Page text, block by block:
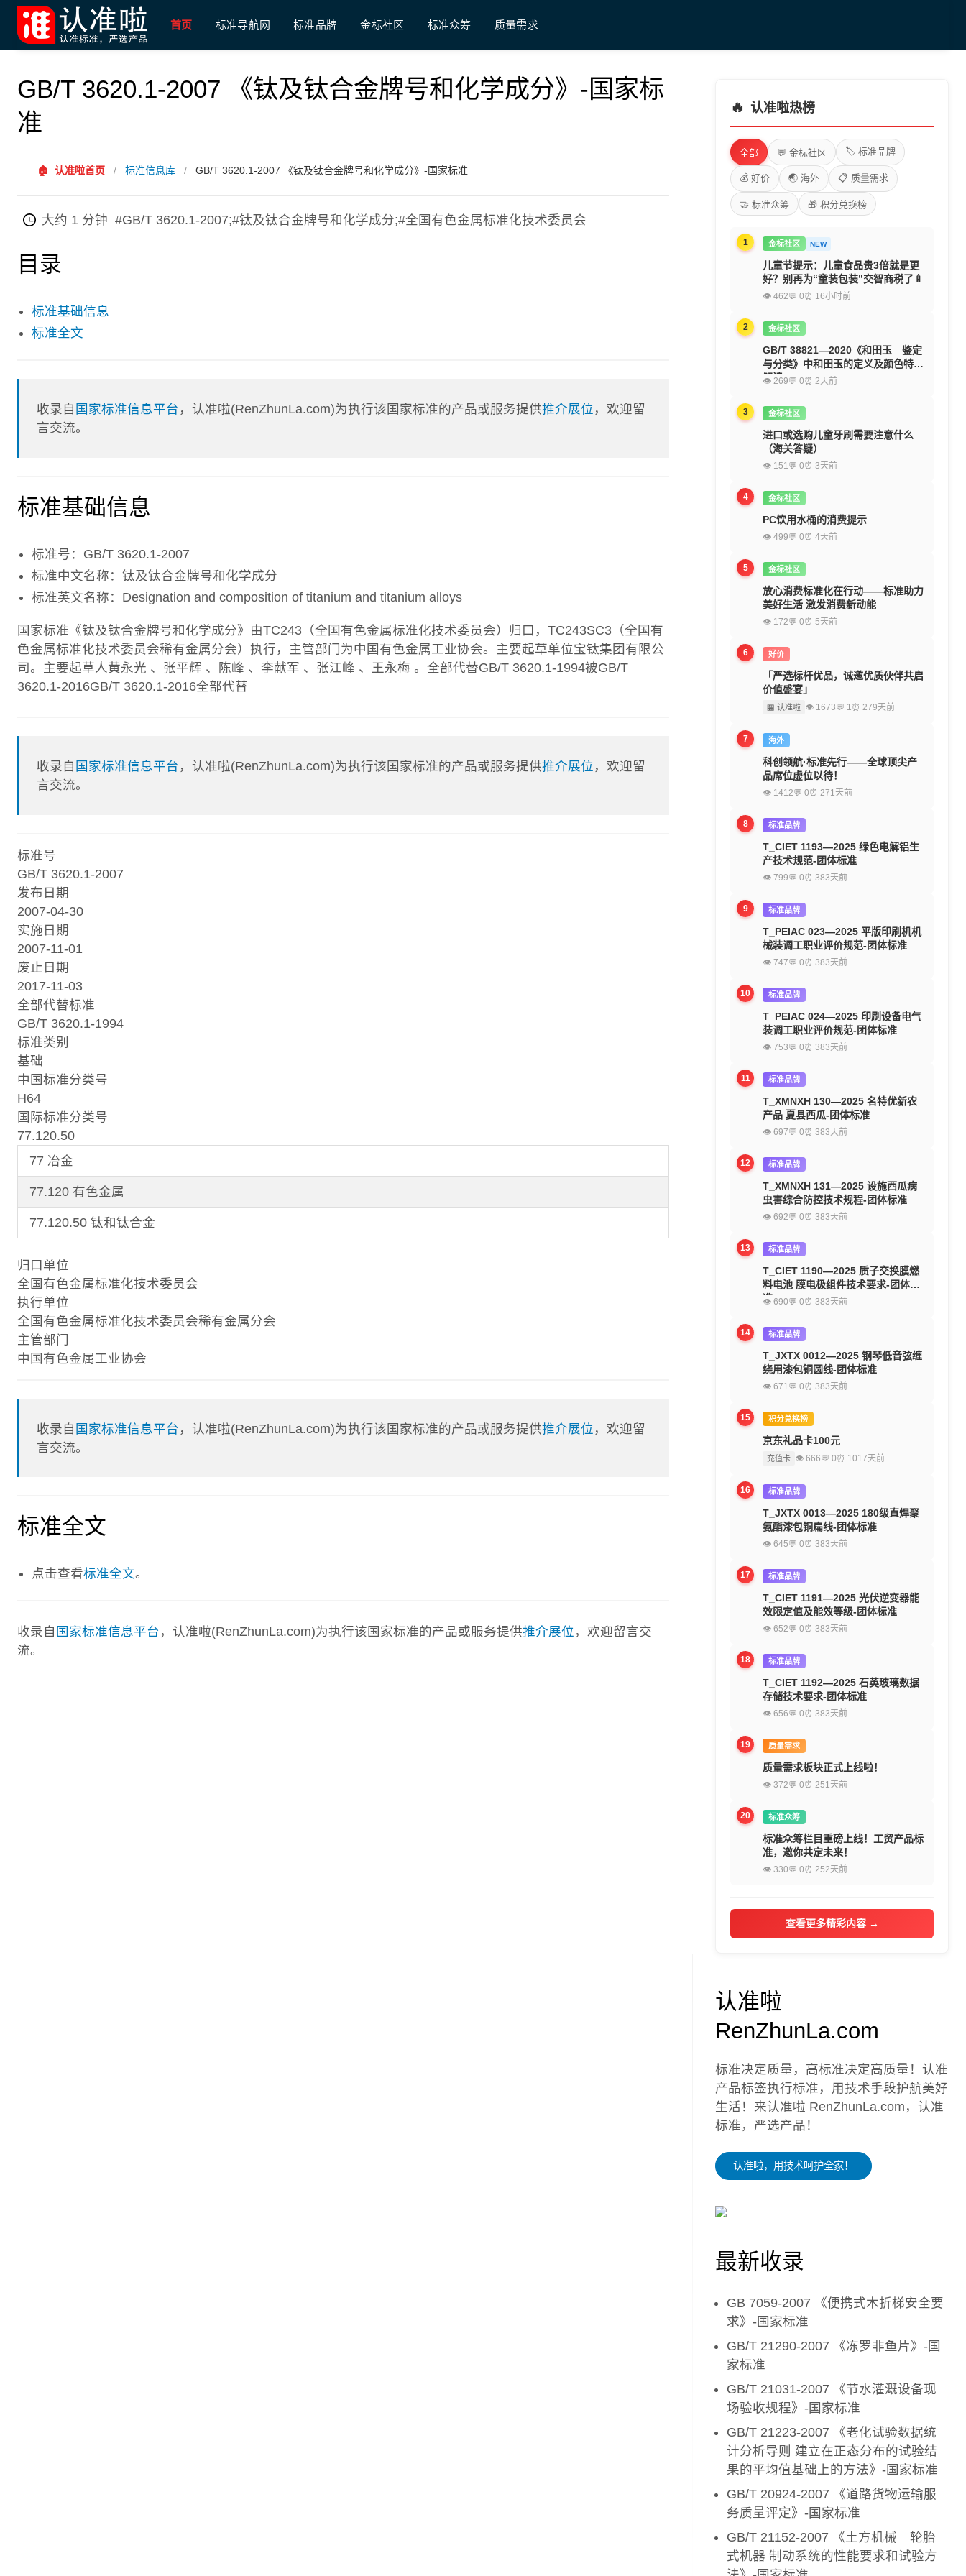
首页 标准导航网 标准品牌 金标社区 标准众筹 质量需求
GB/T 3620.1-2007 《钛及钛合金牌号和化学成分》-国家标
准
🏠 认准啦首页 / 标准信息库 / GB/T 3620.1-2007 《钛及钛合金牌号和化学成分》-国家标准
大约 1 分钟 #GB/T 3620.1-2007;#钛及钛合金牌号和化学成分;#全国有色金属标准化技术委员会
目录
标准基础信息
标准全文
收录自 国家标准信息平台 ，认准啦(RenZhunLa.com)为执行该国家标准的产品或服务提供推介展位 ，欢迎留
言交流。
标准基础信息
标准号：GB/T 3620.1-2007
标准中文名称：钛及钛合金牌号和化学成分
标准英文名称：Designation and composition of titanium and titanium alloys
国家标准《钛及钛合金牌号和化学成分》由TC243（全国有色金属标准化技术委员会）归口，TC243SC3（全国有
色金属标准化技术委员会稀有金属分会）执行，主管部门为中国有色金属工业协会。主要起草单位宝钛集团有限公
司。主要起草人黄永光 、张平辉 、陈峰 、李献军 、张江峰 、王永梅 。全部代替GB/T 3620.1-1994被GB/T
3620.1-2016GB/T 3620.1-2016全部代替
收录自 国家标准信息平台 ，认准啦(RenZhunLa.com)为执行该国家标准的产品或服务提供推介展位 ，欢迎留
言交流。
标准号
GB/T 3620.1-2007
发布日期
2007-04-30
实施日期
2007-11-01
废止日期
2017-11-03
全部代替标准
GB/T 3620.1-1994
标准类别
基础
中国标准分类号
H64
国际标准分类号
77.120.50
77 冶金
77.120 有色金属
77.120.50 钛和钛合金
归口单位
全国有色金属标准化技术委员会
执行单位
全国有色金属标准化技术委员会稀有金属分会
主管部门
中国有色金属工业协会
收录自 国家标准信息平台 ，认准啦(RenZhunLa.com)为执行该国家标准的产品或服务提供推介展位 ，欢迎留
言交流。
标准全文
点击查看标准全文。
收录自 国家标准信息平台 ，认准啦(RenZhunLa.com)为执行该国家标准的产品或服务提供推介展位 ，欢迎留言交
流。
🔥 认准啦热榜
全部 💬 金标社区 🏷️ 标准品牌
💰 好价 🌏 海外 📋 质量需求
🤝 标准众筹 🎁 积分兑换榜
1 金标社区 NEW
儿童节提示：儿童食品贵3倍就是更
好？别再为“童装包装”交智商税了🍼
👁 462💬 0⏰ 16小时前
2 金标社区
GB/T 38821—2020《和田玉 鉴定
与分类》中和田玉的定义及颜色特征
解读
👁 269💬 0⏰ 2天前
3 金标社区
进口或选购儿童牙刷需要注意什么
（海关答疑）
👁 151💬 0⏰ 3天前
4 金标社区
PC饮用水桶的消费提示
👁 499💬 0⏰ 4天前
5 金标社区
放心消费标准化在行动——标准助力
美好生活 激发消费新动能
👁 172💬 0⏰ 5天前
6 好价
「严选标杆优品，诚邀优质伙伴共启
价值盛宴」
🏪 认准啦 👁 1673💬 1⏰ 279天前
7 海外
科创领航·标准先行——全球顶尖产
品席位虚位以待！
👁 1412💬 0⏰ 271天前
8 标准品牌
T_CIET 1193—2025 绿色电解铝生
产技术规范-团体标准
👁 799💬 0⏰ 383天前
9 标准品牌
T_PEIAC 023—2025 平版印刷机机
械装调工职业评价规范-团体标准
👁 747💬 0⏰ 383天前
10 标准品牌
T_PEIAC 024—2025 印刷设备电气
装调工职业评价规范-团体标准
👁 753💬 0⏰ 383天前
11 标准品牌
T_XMNXH 130—2025 名特优新农
产品 夏县西瓜-团体标准
👁 697💬 0⏰ 383天前
12 标准品牌
T_XMNXH 131—2025 设施西瓜病
虫害综合防控技术规程-团体标准
👁 692💬 0⏰ 383天前
13 标准品牌
T_CIET 1190—2025 质子交换膜燃
料电池 膜电极组件技术要求-团体标
准
👁 690💬 0⏰ 383天前
14 标准品牌
T_JXTX 0012—2025 钢琴低音弦缠
绕用漆包铜圆线-团体标准
👁 671💬 0⏰ 383天前
15 积分兑换榜
京东礼品卡100元
充值卡 👁 666💬 0⏰ 1017天前
16 标准品牌
T_JXTX 0013—2025 180级直焊聚
氨酯漆包铜扁线-团体标准
👁 645💬 0⏰ 383天前
17 标准品牌
T_CIET 1191—2025 光伏逆变器能
效限定值及能效等级-团体标准
👁 652💬 0⏰ 383天前
18 标准品牌
T_CIET 1192—2025 石英玻璃数据
存储技术要求-团体标准
👁 656💬 0⏰ 383天前
19 质量需求
质量需求板块正式上线啦！
👁 372💬 0⏰ 251天前
20 标准众筹
标准众筹栏目重磅上线！工贸产品标
准，邀你共定未来！
👁 330💬 0⏰ 252天前
查看更多精彩内容 →
认准啦
RenZhunLa.com
标准决定质量，高标准决定高质量！认准
产品标签执行标准，用技术手段护航美好
生活！来认准啦 RenZhunLa.com，认准
标准，严选产品！
认准啦，用技术呵护全家！
最新收录
GB 7059-2007 《便携式木折梯安全要
求》-国家标准
GB/T 21290-2007 《冻罗非鱼片》-国
家标准
GB/T 21031-2007 《节水灌溉设备现
场验收规程》-国家标准
GB/T 21223-2007 《老化试验数据统
计分析导则 建立在正态分布的试验结
果的平均值基础上的方法》-国家标准
GB/T 20924-2007 《道路货物运输服
务质量评定》-国家标准
GB/T 21152-2007 《土方机械 轮胎
式机器 制动系统的性能要求和试验方